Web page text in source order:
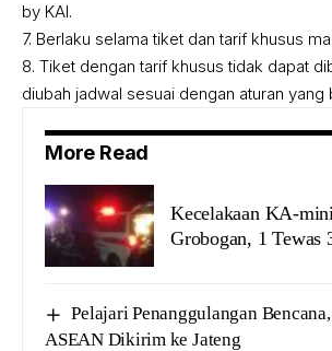
by KAI.
7. ⁠⁠Berlaku selama tiket dan tarif khusus
8. Tiket dengan tarif khusus tidak dapat
diubah jadwal sesuai dengan aturan yang
More Read
Kecelakaan KA-
Grobogan, 1 Tewas
Pelajari Penanggulangan
ASEAN Dikirim ke Jateng